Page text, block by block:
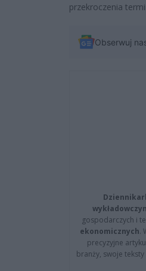
przekroczenia
Obserwuj
gospodarczych i
ekonomicznych.
precyzyjne
branży, swoje